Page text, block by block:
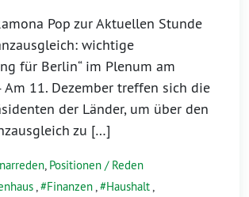
Pop zur Aktuellen Stunde
wichtige
für Berlin“ im Plenum am
Am 11. Dezember treffen sich die
der Länder, um über den
zu […]
, Positionen / Reden
, Finanzen, Haushalt,